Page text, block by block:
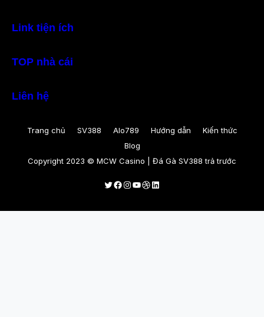
Link tiện ích
TOP nhà cái
Liên hệ
Trang chủ SV388 Alo789 Hướng dẫn
Kiến thức
Blog
Copyright 2023 © MCW Casino | Đá Gà SV388 trả trước
Twitter
Facebook
Instagram
Youtube
Dribbble
LinkedIn